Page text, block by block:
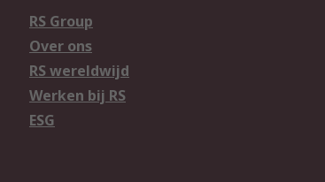
RS Group
Over ons
RS wereldwijd
Werken bij RS
ESG